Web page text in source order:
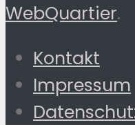
WebQuartier.
Kontakt
Impressum